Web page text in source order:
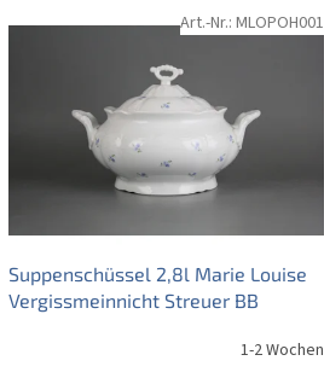
n
Suppenschüssel 2,8l Marie Louise
Vergissmeinnicht Streuer BB
1-2 Wochen
Art.-Nr.: MLOPOH001